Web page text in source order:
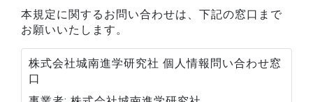
本規定に関するお問い合わせは、下記の窓口まで
お願いいたします。
株式会社城南進学研究社 個人情報問い合わせ窓
口